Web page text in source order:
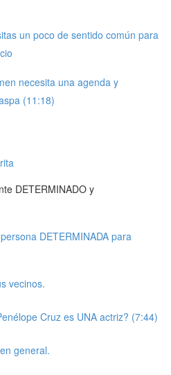
un poco de sentido común para
necesita una agenda y
(11:18)
DETERMINADO y
DETERMINADA para
vecinos.
Cruz es UNA actriz? (7:44)
general.